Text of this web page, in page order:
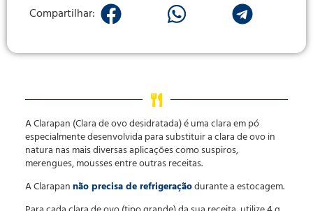
A Clarapan (Clara de ovo desidratada) é uma clara em pó
especialmente desenvolvida para substituir a clara de ovo in
natura nas mais diversas aplicações como suspiros,
merengues, mousses entre outras receitas.
A Clarapannão precisa de refrigeraçãodurante a estocagem.
Compartilhar: